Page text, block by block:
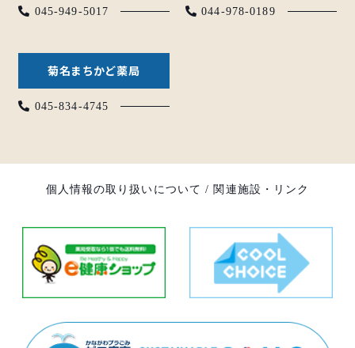
045-949-5017 044-978-0189
菊名まちかど薬局
045-834-4745
個人情報の取り扱いについて / 関連施設・リンク